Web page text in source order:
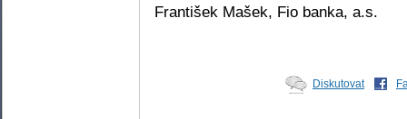
František Mašek, Fio banka, a.s.
Diskutovat